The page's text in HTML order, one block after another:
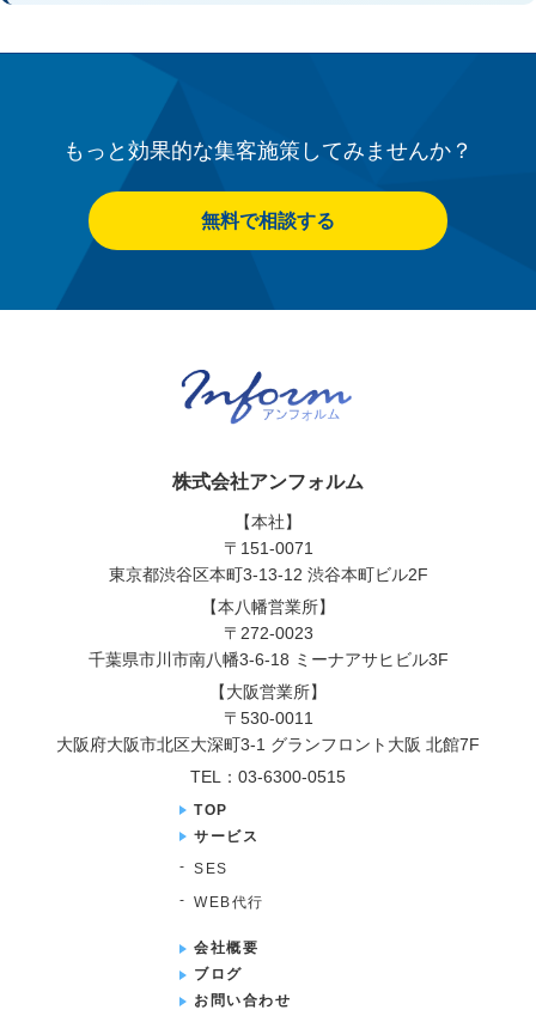
もっと効果的な集客施策してみませんか？
無料で相談する
株式会社アンフォルム
【本社】
〒151-0071
東京都渋谷区本町3-13-12 渋谷本町ビル2F
【本八幡営業所】
〒272-0023
千葉県市川市南八幡3-6-18 ミーナアサヒビル3F
【大阪営業所】
〒530-0011
大阪府大阪市北区大深町3-1 グランフロント大阪 北館7F
TEL：03-6300-0515
TOP
サービス
SES
WEB代行
会社概要
ブログ
お問い合わせ